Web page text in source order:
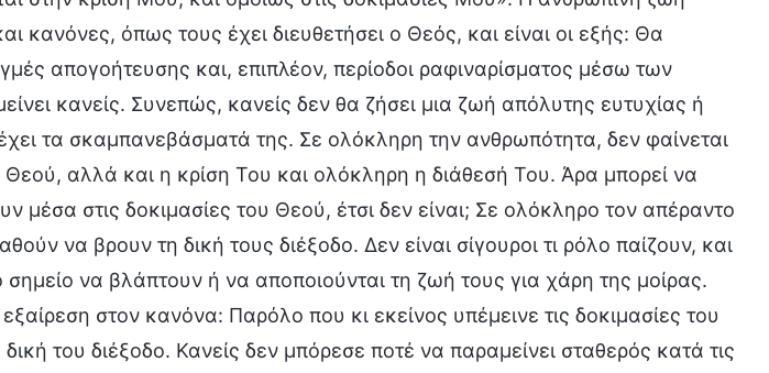
κανόνες, όπως τους έχει διευθετήσει ο Θεός, και είναι οι εξής: Θα
απογοήτευσης και, επιπλέον, περίοδοι ραφιναρίσματος μέσω των
κανείς. Συνεπώς, κανείς δεν θα ζήσει μια ζωή απόλυτης ευτυχίας ή
τα σκαμπανεβάσματά της. Σε ολόκληρη την ανθρωπότητα, δεν φαίνεται
Θεού, αλλά και η κρίση Του και ολόκληρη η διάθεσή Του. Άρα μπορεί να
μέσα στις δοκιμασίες του Θεού, έτσι δεν είναι; Σε ολόκληρο τον απέραντο
να βρουν τη δική τους διέξοδο. Δεν είναι σίγουροι τι ρόλο παίζουν, και
να βλάπτουν ή να αποποιούνται τη ζωή τους για χάρη της μοίρας.
στον κανόνα: Παρόλο που κι εκείνος υπέμεινε τις δοκιμασίες του
του διέξοδο. Κανείς δεν μπόρεσε ποτέ να παραμείνει σταθερός κατά τις